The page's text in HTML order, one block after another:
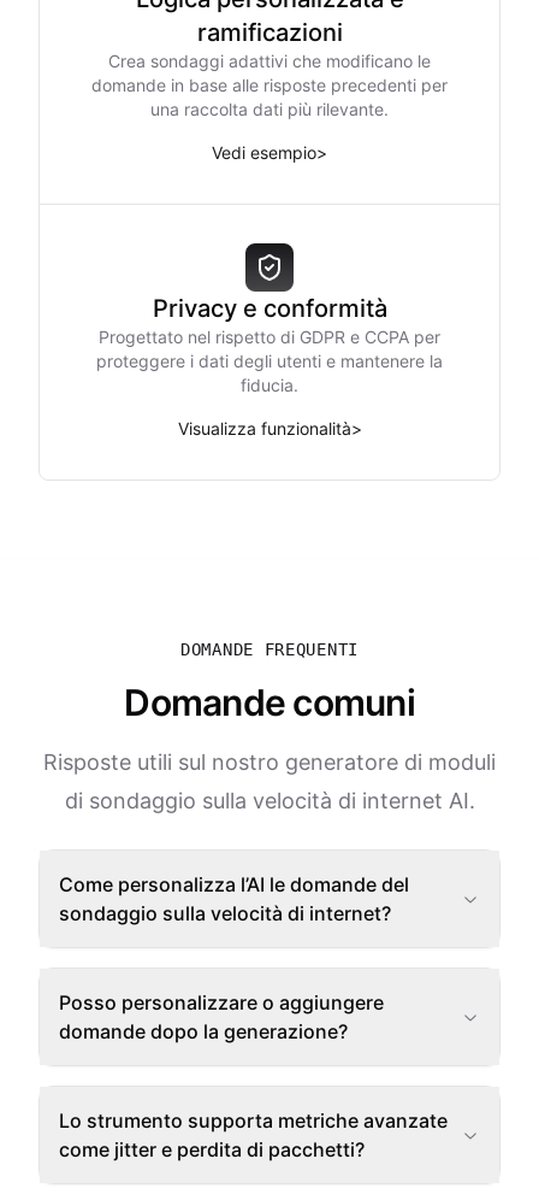
ramificazioni
Crea sondaggi adattivi che modificano le
domande in base alle risposte precedenti per
una raccolta dati più rilevante.
Vedi esempio>
Privacy e conformità
Progettato nel rispetto di GDPR e CCPA per
proteggere i dati degli utenti e mantenere la
fiducia.
Visualizza funzionalità>
DOMANDE FREQUENTI
Domande comuni
Risposte utili sul nostro generatore di moduli
di sondaggio sulla velocità di internet AI.
Come personalizza l’AI le domande del
sondaggio sulla velocità di internet?
Posso personalizzare o aggiungere
domande dopo la generazione?
Lo strumento supporta metriche avanzate
come jitter e perdita di pacchetti?